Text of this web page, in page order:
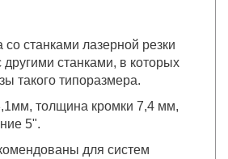
станками лазерной резки
станками, в которых
такого типоразмера.
толщина кромки 7,4 мм,
5".
для систем